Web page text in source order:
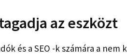
az eszközt
és a SEO -k számára a